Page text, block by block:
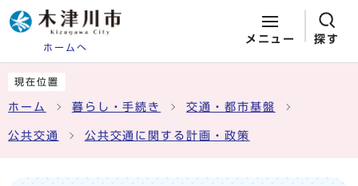
ホームへ
メニュー 探す
現在位置
ホーム 暮らし・手続き 交通・都市基盤
公共交通 公共交通に関する計画・政策